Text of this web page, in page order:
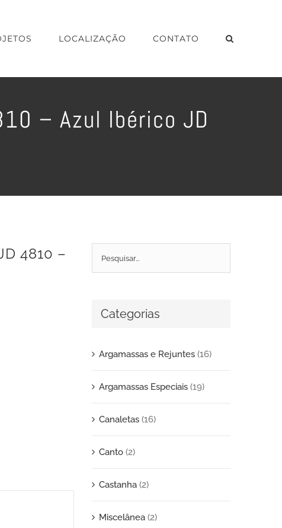
LOCALIZAÇÃO CONTATO
– Azul Ibérico JD
4810 –
Categorias
Argamassas e Rejuntes (16)
Argamassas Especiais (19)
Canaletas (16)
Canto (2)
Castanha (2)
Miscelânea (2)